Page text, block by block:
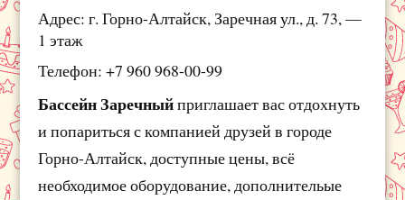
Адрес: г. Горно-Алтайск, Заречная ул., д. 73, —
1 этаж
Телефон: +7 960 968-00-99
Бассейн Заречныйприглашает вас отдохнуть
и попариться с компанией друзей в городе
Горно-Алтайск, доступные цены, всё
необходимое оборудование, дополнительые